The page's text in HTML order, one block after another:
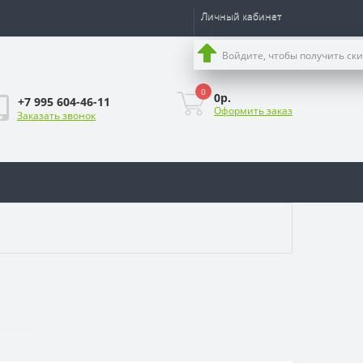
Личный кабинет
Войдите, чтобы получить
+7 995 604-46-11
Заказать звонок
0 0р.
Оформить заказ